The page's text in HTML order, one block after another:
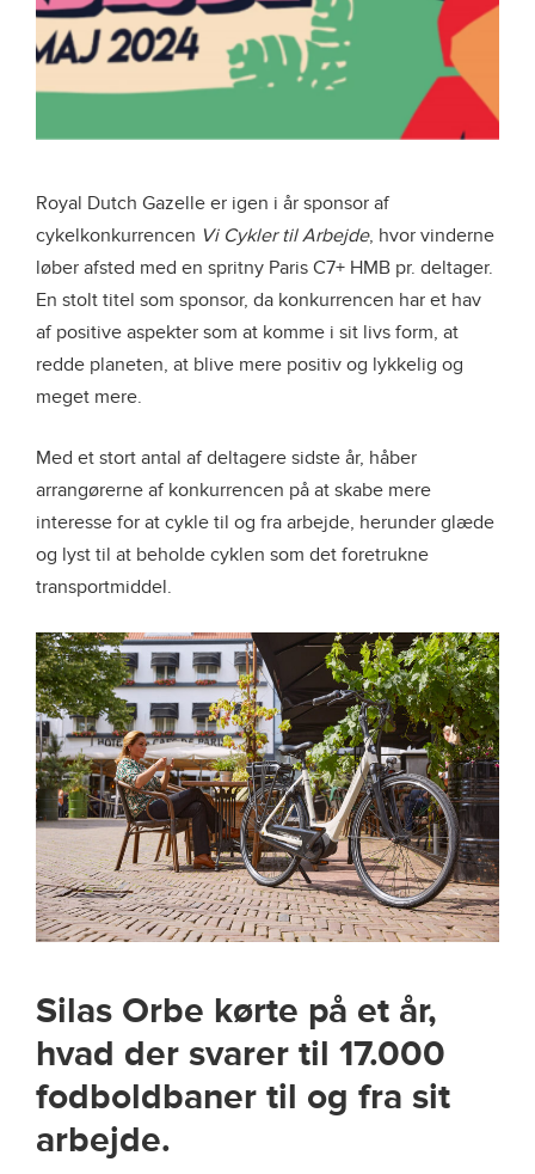
Royal Dutch Gazelle er igen i år sponsor af
cykelkonkurrencen Vi Cykler til Arbejde, hvor vinderne
løber afsted med en spritny Paris C7+ HMB pr. deltager.
En stolt titel som sponsor, da konkurrencen har et hav
af positive aspekter som at komme i sit livs form, at
redde planeten, at blive mere positiv og lykkelig og
meget mere.
Med et stort antal af deltagere sidste år, håber
arrangørerne af konkurrencen på at skabe mere
interesse for at cykle til og fra arbejde, herunder glæde
og lyst til at beholde cyklen som det foretrukne
transportmiddel.
Silas Orbe kørte på et år,
hvad der svarer til 17.000
fodboldbaner til og fra sit
arbejde.